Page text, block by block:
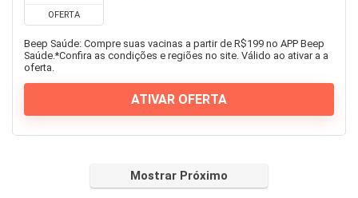
OFERTA
Beep Saúde: Compre suas vacinas a partir de R$199 no APP Beep
Saúde.*Confira as condições e regiões no site. Válido ao ativar a a
oferta.
ATIVAR OFERTA
Mostrar Próximo